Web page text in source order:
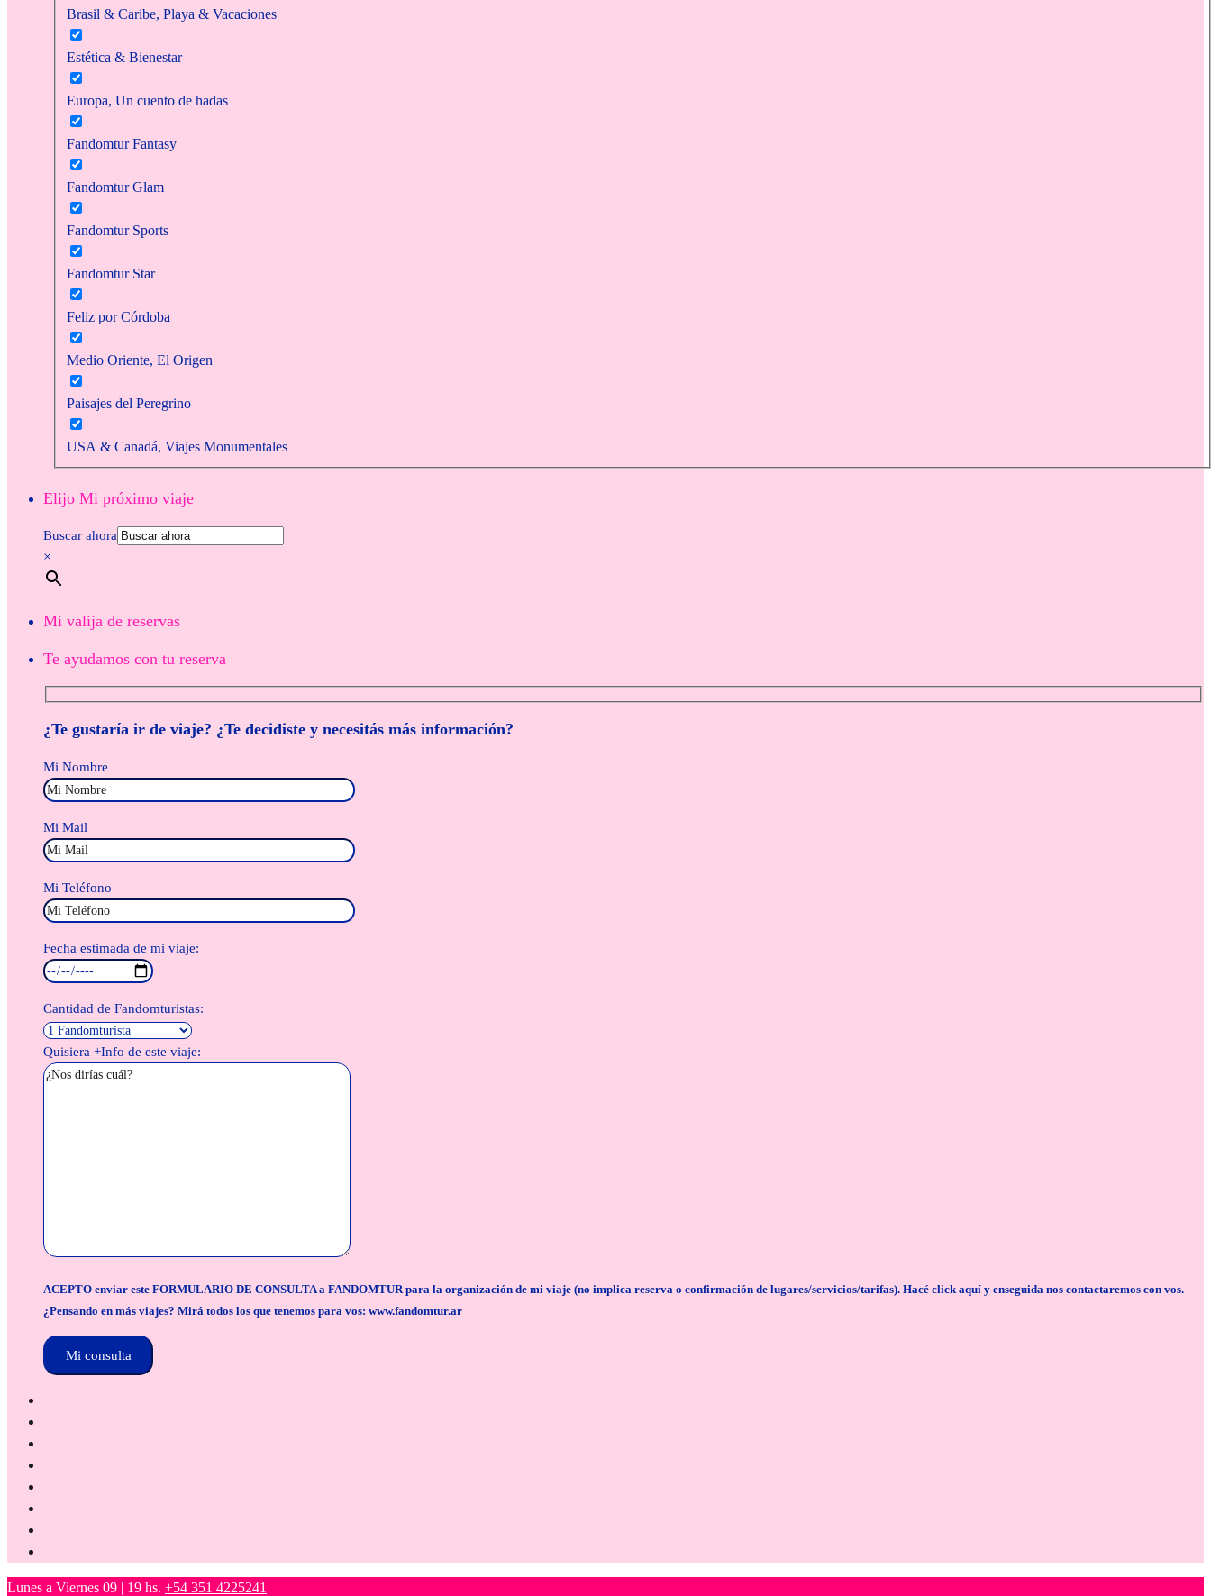
Brasil & Caribe, Playa & Vacaciones
Estética & Bienestar
Europa, Un cuento de hadas
Fandomtur Fantasy
Fandomtur Glam
Fandomtur Sports
Fandomtur Star
Feliz por Córdoba
Medio Oriente, El Origen
Paisajes del Peregrino
USA & Canadá, Viajes Monumentales
Elijo Mi próximo viaje
Buscar ahora
×
Mi valija de reservas
Te ayudamos con tu reserva
¿Te gustaría ir de viaje? ¿Te decidiste y necesitás más información?
Mi Nombre
Mi Mail
Mi Teléfono
Fecha estimada de mi viaje:
Cantidad de Fandomturistas:
Quisiera +Info de este viaje:
ACEPTO enviar este FORMULARIO DE CONSULTA a FANDOMTUR para la organización de mi viaje (no implica reserva o confirmación de lugares/servicios/tarifas). Hacé click aquí y enseguida nos contactaremos con vos.
¿Pensando en más viajes? Mirá todos los que tenemos para vos: www.fandomtur.ar
Lunes a Viernes 09 | 19 hs. +54 351 4225241